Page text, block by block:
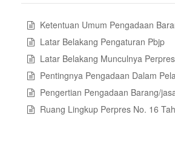
Ketentuan Umum Pengadaan
Latar Belakang Pengaturan Pbjp
Latar Belakang Munculnya
Pentingnya Pengadaan Dalam
Pengertian Pengadaan Barang/
Ruang Lingkup Perpres No. 16